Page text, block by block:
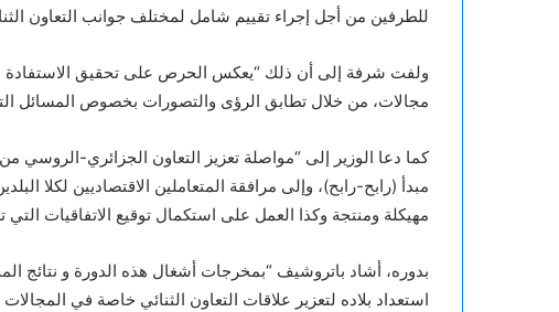
للطرفين من أجل إجراء تقييم شامل لمختلف جوانب التعاون
ولفت شرفة إلى أن ذلك “يعكس الحرص على تحقيق الاستفادة
مجالات، من خلال تطابق الرؤى والتصورات بخصوص المسائل التي
كما دعا الوزير إلى “مواصلة تعزيز التعاون الجزائري-
مبدأ (رابح-رابح)، وإلى مرافقة المتعاملين الاقتصاديين لكلا
مهيكلة ومنتجة وكذا العمل على استكمال توقيع الاتفاقيات التي
بدوره، أشاد باتروشيف “بمخرجات أشغال هذه الدورة و نتائج
استعداد بلاده لتعزير علاقات التعاون الثنائي خاصة في المجالات